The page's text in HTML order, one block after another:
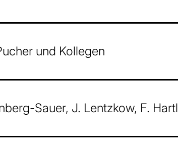
und Kollegen
Sauer, J. Lentzkow, F. Hartl